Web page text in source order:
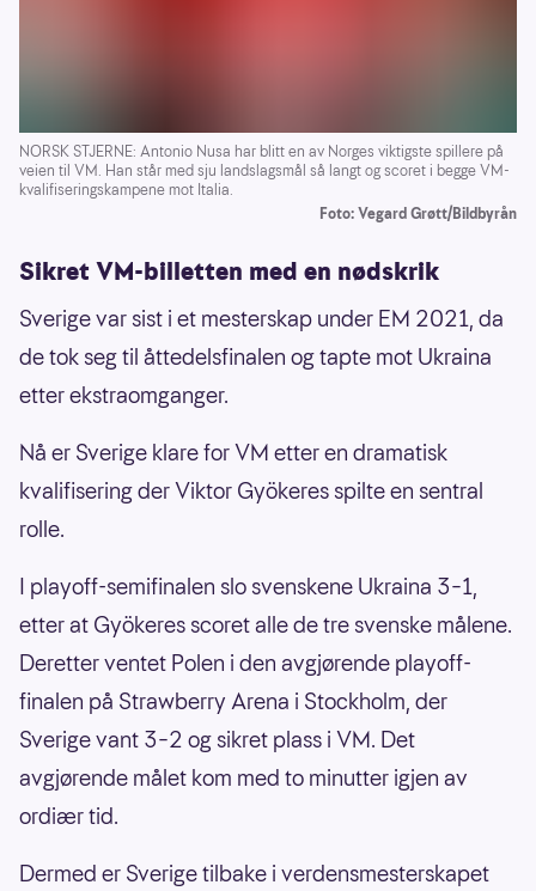
NORSK STJERNE: Antonio Nusa har blitt en av Norges viktigste spillere på
veien til VM. Han står med sju landslagsmål så langt og scoret i begge VM-
kvalifiseringskampene mot Italia.
Foto: Vegard Grøtt/Bildbyrån
Sikret VM-billetten med en nødskrik
Sverige var sist i et mesterskap under EM 2021, da
de tok seg til åttedelsfinalen og tapte mot Ukraina
etter ekstraomganger.
Nå er Sverige klare for VM etter en dramatisk
kvalifisering der Viktor Gyökeres spilte en sentral
rolle.
I playoff-semifinalen slo svenskene Ukraina 3–1,
etter at Gyökeres scoret alle de tre svenske målene.
Deretter ventet Polen i den avgjørende playoff-
finalen på Strawberry Arena i Stockholm, der
Sverige vant 3–2 og sikret plass i VM. Det
avgjørende målet kom med to minutter igjen av
ordiær tid.
Dermed er Sverige tilbake i verdensmesterskapet